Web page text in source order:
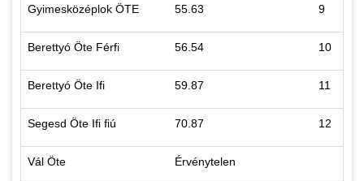
Gyimesközéplok ÖTE 55.63 9
Berettyó Öte Férfi 56.54 10
Berettyó Öte Ifi 59.87 11
Segesd Öte Ifi fiú 70.87 12
Vál Öte Érvénytelen